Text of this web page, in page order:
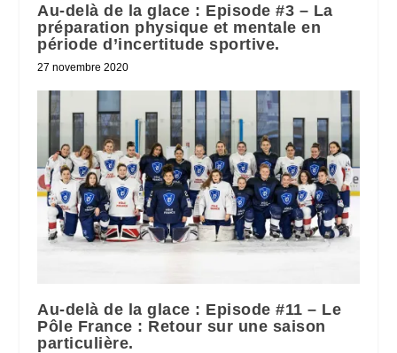
Au-delà de la glace : Episode #3 – La
préparation physique et mentale en
période d’incertitude sportive.
27 novembre 2020
Au-delà de la glace : Episode #11 – Le
Pôle France : Retour sur une saison
particulière.